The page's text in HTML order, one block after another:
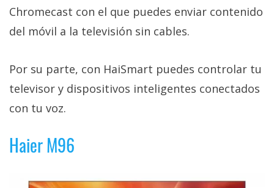
Chromecast con el que puedes enviar contenido
del móvil a la televisión sin cables.
Por su parte, con HaiSmart puedes controlar tu
televisor y dispositivos inteligentes conectados
con tu voz.
Haier M96